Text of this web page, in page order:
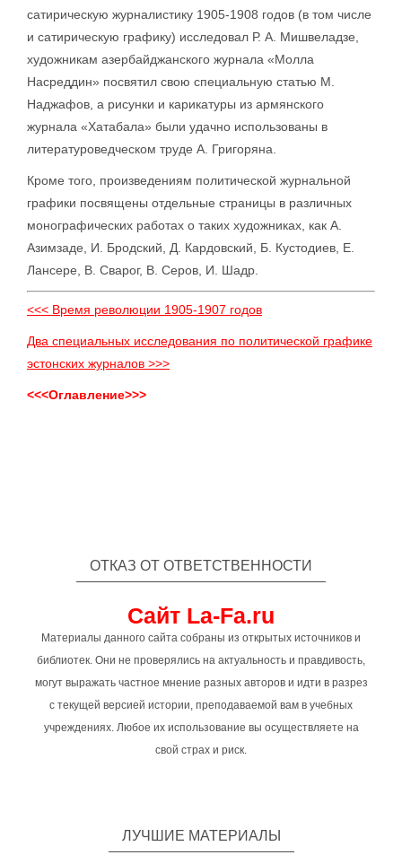
сатирическую журналистику 1905-1908 годов (в том числе
и сатирическую графику) исследовал Р. А. Мишвеладзе,
художникам азербайджанского журнала «Молла
Насреддин» посвятил свою специальную статью М.
Наджафов, а рисунки и карикатуры из армянского
журнала «Хатабала» были удачно использованы в
литературоведческом труде А. Григоряна.
Кроме того, произведениям политической журнальной
графики посвящены отдельные страницы в различных
монографических работах о таких художниках, как А.
Азимзаде, И. Бродский, Д. Кардовский, Б. Кустодиев, Е.
Лансере, В. Сварог, В. Серов, И. Шадр.
<<< Время революции 1905-1907 годов
Два специальных исследования по политической графике
эстонских журналов >>>
<<<Оглавление>>>
ОТКАЗ ОТ ОТВЕТСТВЕННОСТИ
Сайт La-Fa.ru
Материалы данного сайта собраны из открытых источников и
библиотек. Они не проверялись на актуальность и правдивость,
могут выражать частное мнение разных авторов и идти в разрез
с текущей версией истории, преподаваемой вам в учебных
учреждениях. Любое их использование вы осуществляете на
свой страх и риск.
ЛУЧШИЕ МАТЕРИАЛЫ